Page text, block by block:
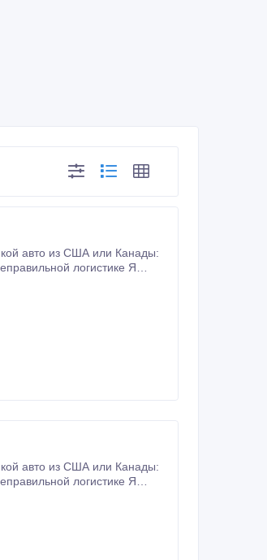
логистике Я
подбор автомобилей с
логистике Я
подбор автомобилей с